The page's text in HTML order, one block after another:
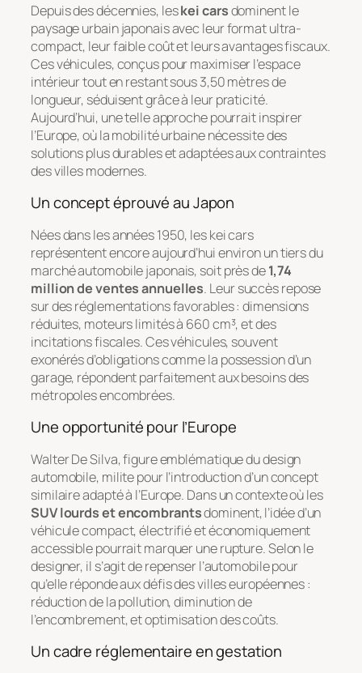
Depuis des décennies, leskei carsdominent le
paysage urbain japonais avec leur format ultra-
compact, leur faible coût et leurs avantages fiscaux.
Ces véhicules, conçus pour maximiser l’espace
intérieur tout en restant sous 3,50 mètres de
longueur, séduisent grâce à leur praticité.
Aujourd’hui, une telle approche pourrait inspirer
l’Europe, où la mobilité urbaine nécessite des
solutions plus durables et adaptées aux contraintes
des villes modernes.
Un concept éprouvé au Japon
Nées dans les années 1950, les kei cars
représentent encore aujourd’hui environ un tiers du
marché automobile japonais, soit près de1,74
million de ventes annuelles. Leur succès repose
sur des réglementations favorables : dimensions
réduites, moteurs limités à 660 cm³, et des
incitations fiscales. Ces véhicules, souvent
exonérés d’obligations comme la possession d’un
garage, répondent parfaitement aux besoins des
métropoles encombrées.
Une opportunité pour l’Europe
Walter De Silva, figure emblématique du design
automobile, milite pour l’introduction d’un concept
similaire adapté à l’Europe. Dans un contexte où les
SUV lourds et encombrantsdominent, l’idée d’un
véhicule compact, électrifié et économiquement
accessible pourrait marquer une rupture. Selon le
designer, il s’agit de repenser l’automobile pour
qu’elle réponde aux défis des villes européennes :
réduction de la pollution, diminution de
l’encombrement, et optimisation des coûts.
Un cadre réglementaire en gestation